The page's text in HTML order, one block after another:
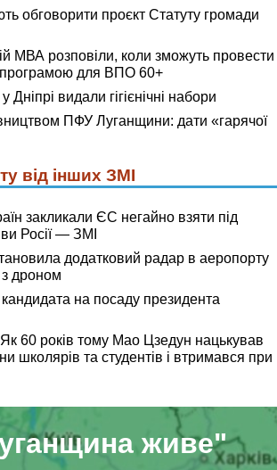
обговорити проєкт Статуту громади
МВА розповіли, коли зможуть провести
програмою для ВПО 60+
видали гігієнічні набори
ПФУ Луганщини: дати «гарячої
від інших ЗМІ
закликали ЄС негайно взяти під
Росії — ЗМІ
додатковий радар в аеропорту
з дроном
на посаду президента
Як 60 років тому Мао Цзедун нацькував
школярів та студентів і втримався при
живе"